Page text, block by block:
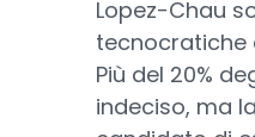
Lopez-Chau
tecnocratiche
Più del 20%
indeciso, ma